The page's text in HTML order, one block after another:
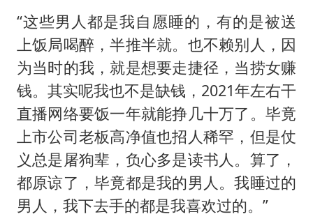
“这些男人都是我自愿睡的，有的是被送
上饭局喝醉，半推半就。也不赖别人，因
为当时的我，就是想要走捷径，当捞女赚
钱。其实呢我也不是缺钱，2021年左右干
直播网络要饭一年就能挣几十万了。毕竟
上市公司老板高净值也招人稀罕，但是仗
义总是屠狗辈，负心多是读书人。算了，
都原谅了，毕竟都是我的男人。我睡过的
男人，我下去手的都是我喜欢过的。”